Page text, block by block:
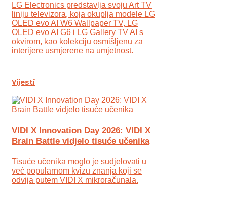
LG Electronics predstavlja svoju Art TV
liniju televizora, koja okuplja modele LG
OLED evo AI W6 Wallpaper TV, LG
OLED evo AI G6 i LG Gallery TV AI s
okvirom, kao kolekciju osmišljenu za
interijere usmjerene na umjetnost.
Vijesti
VIDI X Innovation Day 2026: VIDI X
Brain Battle vidjelo tisuće učenika
Tisuće učenika moglo je sudjelovati u
već popularnom kvizu znanja koji se
odvija putem VIDI X mikroračunala.